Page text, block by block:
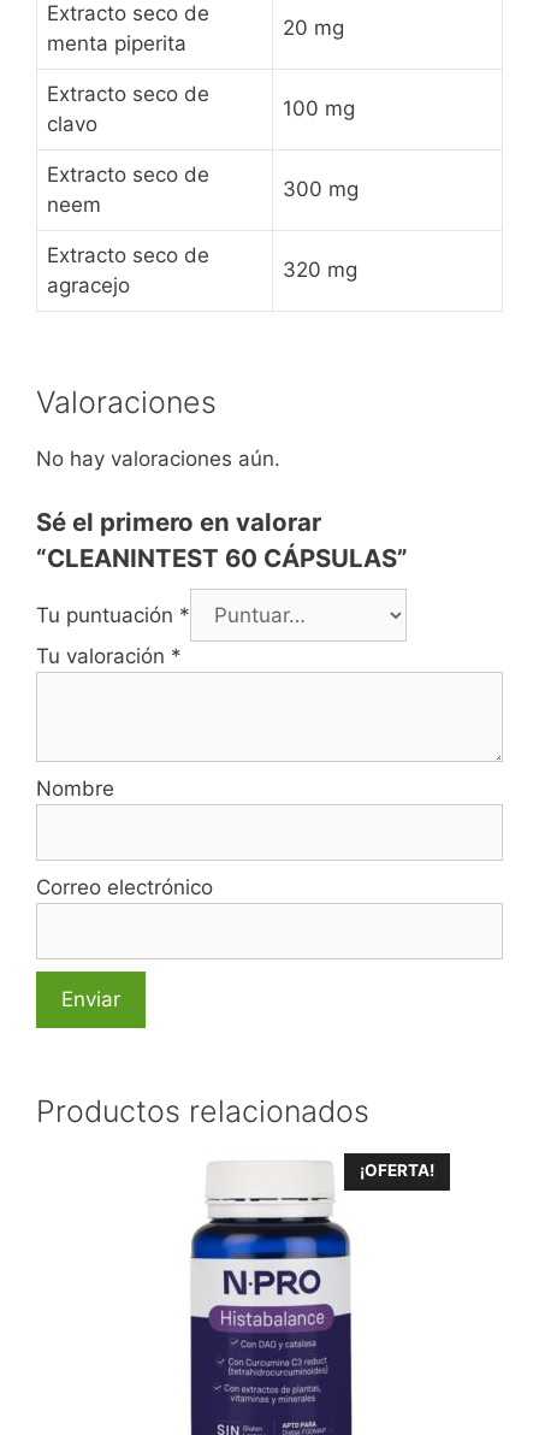
Extracto seco de
menta piperita
20 mg
Extracto seco de
clavo
100 mg
Extracto seco de
neem
300 mg
Extracto seco de
agracejo
320 mg
Valoraciones
No hay valoraciones aún.
Sé el primero en valorar
“CLEANINTEST 60 CÁPSULAS”
Tu puntuación *
Tu valoración *
Nombre
Correo electrónico
Productos relacionados
¡OFERTA!